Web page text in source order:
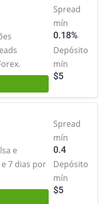
Spread
mín
0.18%
Depósito
mín
$5
e
7 dias por
Spread
mín
0.4
Depósito
mín
$5